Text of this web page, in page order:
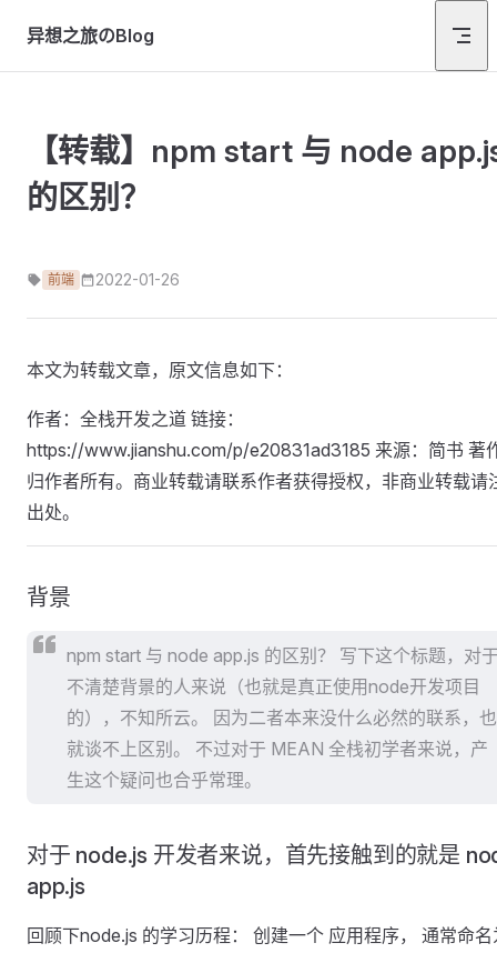
Skip to content
异想之旅のBlog
【转载】npm start 与 node
的区别？
前端 2022-01-26
本文为转载文章，原文信息如下：
作者：全栈开发之道 链接：
https://www.jianshu.com/p/e20831ad3185 来源：简书 著
归作者所有。商业转载请联系作者获得授权，非商业转载请
出处。
背景
npm start 与 node app.js 的区别？ 写下这个标题，对
不清楚背景的人来说（也就是真正使用node开发项目
的），不知所云。 因为二者本来没什么必然的联系，也
就谈不上区别。 不过对于 MEAN 全栈初学者来说，产
生这个疑问也合乎常理。
对于 node.js 开发者来说，首先接触到的就是
app.js
回顾下node.js 的学习历程： 创建一个 应用程序， 通常命名